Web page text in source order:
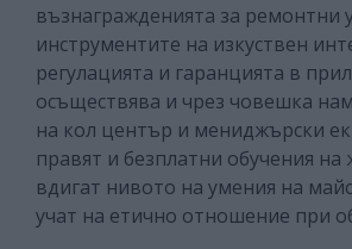
възнагражденията за ремонтни
инструментите на изкуствен
регулацията и гаранцията в
осъществява и чрез човешка
на кол център и мениджърски
правят и безплатни обучения
вдигат нивото на умения на
учат на етично отношение при